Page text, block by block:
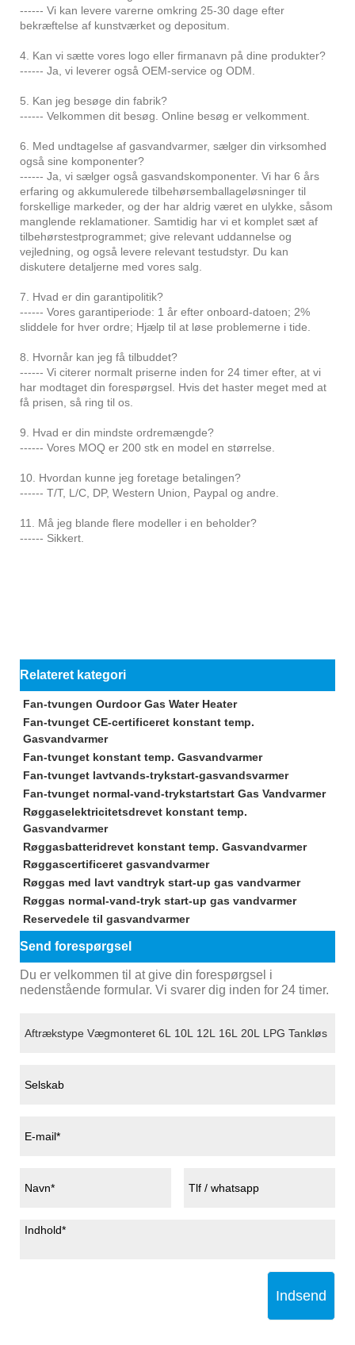
------ Vi kan levere varerne omkring 25-30 dage efter
bekræftelse af kunstværket og depositum.
4. Kan vi sætte vores logo eller firmanavn på dine produkter?
------ Ja, vi leverer også OEM-service og ODM.
5. Kan jeg besøge din fabrik?
------ Velkommen dit besøg. Online besøg er velkomment.
6. Med undtagelse af gasvandvarmer, sælger din virksomhed
også sine komponenter?
------ Ja, vi sælger også gasvandskomponenter. Vi har 6 års
erfaring og akkumulerede tilbehørsemballageløsninger til
forskellige markeder, og der har aldrig været en ulykke, såsom
manglende reklamationer. Samtidig har vi et komplet sæt af
tilbehørstestprogrammet; give relevant uddannelse og
vejledning, og også levere relevant testudstyr. Du kan
diskutere detaljerne med vores salg.
7. Hvad er din garantipolitik?
------ Vores garantiperiode: 1 år efter onboard-datoen; 2%
sliddele for hver ordre; Hjælp til at løse problemerne i tide.
8. Hvornår kan jeg få tilbuddet?
------ Vi citerer normalt priserne inden for 24 timer efter, at vi
har modtaget din forespørgsel. Hvis det haster meget med at
få prisen, så ring til os.
9. Hvad er din mindste ordremængde?
------ Vores MOQ er 200 stk en model en størrelse.
10. Hvordan kunne jeg foretage betalingen?
------ T/T, L/C, DP, Western Union, Paypal og andre.
11. Må jeg blande flere modeller i en beholder?
------ Sikkert.
Relateret kategori
Fan-tvungen Ourdoor Gas Water Heater
Fan-tvunget CE-certificeret konstant temp.
Gasvandvarmer
Fan-tvunget konstant temp. Gasvandvarmer
Fan-tvunget lavtvands-trykstart-gasvandsvarmer
Fan-tvunget normal-vand-trykstartstart Gas Vandvarmer
Røggaselektricitetsdrevet konstant temp.
Gasvandvarmer
Røggasbatteridrevet konstant temp. Gasvandvarmer
Røggascertificeret gasvandvarmer
Røggas med lavt vandtryk start-up gas vandvarmer
Røggas normal-vand-tryk start-up gas vandvarmer
Reservedele til gasvandvarmer
Send forespørgsel
Du er velkommen til at give din forespørgsel i
nedenstående formular. Vi svarer dig inden for 24 timer.
Indsend